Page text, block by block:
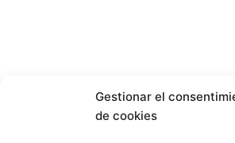
Gestionar el
de cookies